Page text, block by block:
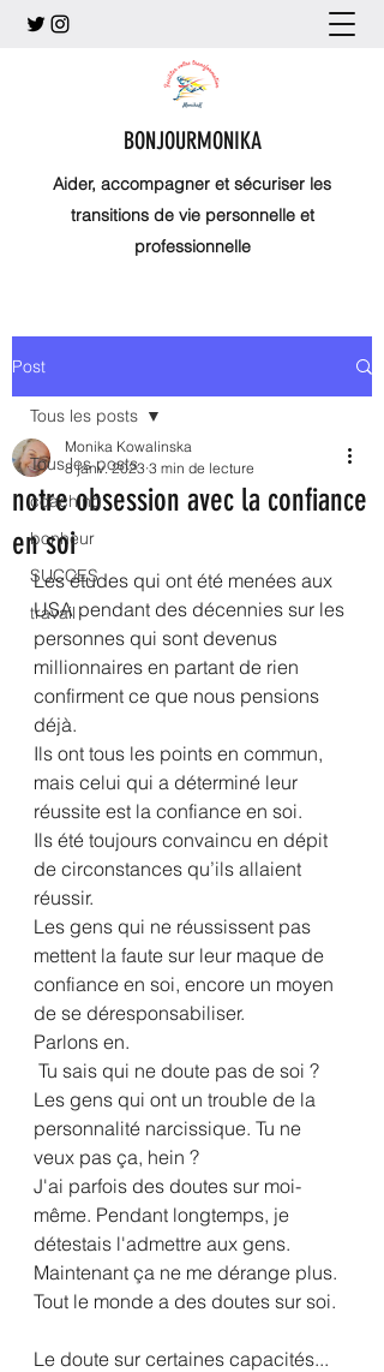
BONJOURMONIKA
Aider, accompagner et sécuriser les
transitions de vie personnelle et
professionnelle
Post
Tous les posts
coaching
bonheur
SUCCES
travail
Tous les posts
notre obsession avec la confiance
en soi
Monika Kowalinska
8 janv. 2023 3 min de lecture
Les études qui ont été menées aux
USA pendant des décennies sur les
personnes qui sont devenus
millionnaires en partant de rien
confirment ce que nous pensions
déjà.
Ils ont tous les points en commun,
mais celui qui a déterminé leur
réussite est la confiance en soi.
Ils été toujours convaincu en dépit
de circonstances qu’ils allaient
réussir.
Les gens qui ne réussissent pas
mettent la faute sur leur maque de
confiance en soi, encore un moyen
de se déresponsabiliser.
Parlons en.
Les gens qui ont un trouble de la
personnalité narcissique. Tu ne
veux pas ça, hein ?
J'ai parfois des doutes sur moi-
même. Pendant longtemps, je
détestais l'admettre aux gens.
Maintenant ça ne me dérange plus.
Tout le monde a des doutes sur soi.
Le doute sur certaines capacités...